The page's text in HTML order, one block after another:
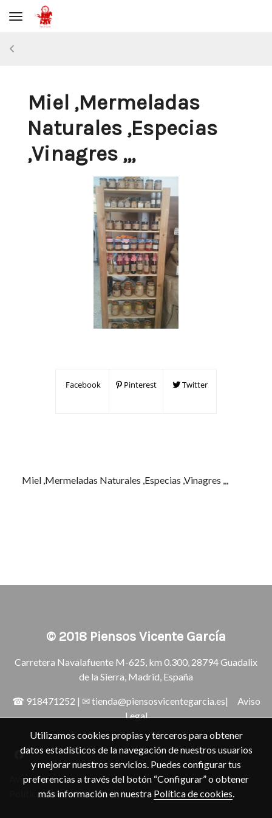
Toggle navigation
Miel ,Mermeladas
Naturales ,Especias
,Vinagres ,,,
Facebook Pinterest Twitter
Miel ,Mermeladas Naturales ,Especias ,Vinagres ,,,
© 2018 Piensos Vicente García
Carretera Navalafuente M-625, km 0.300, 28794 Guadalix
de la Sierra, Madrid, España
☎ 918471252 | ✉tienda@piensosvicentegarcia.es| Aviso
Legal
Aviso legal
Política de cookies
Utilizamos cookies propias y terceros para obtener
datos estadísticos de la navegación de nuestros usuarios
y mejorar nuestros servicios. Puedes configurar tus
preferencias a través del botón “Configurar” o obtener
más información en nuestra Política de cookies.